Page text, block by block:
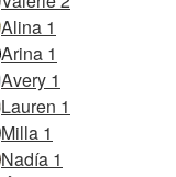
Alina 1
Arina 1
Avery 1
Lauren 1
Milla 1
Nadía 1